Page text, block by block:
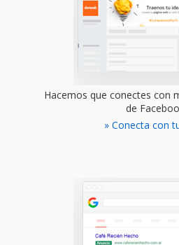
Hacemos que conectes con
de
» Conecta con